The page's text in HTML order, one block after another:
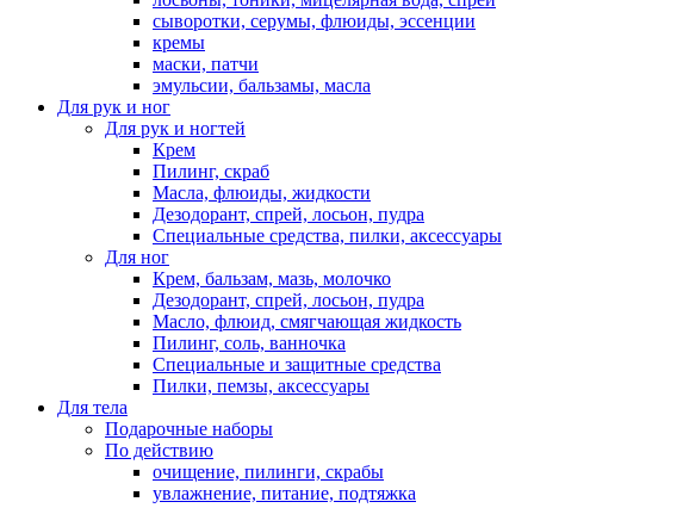
сыворотки, серумы, флюиды, эссенции
кремы
маски, патчи
эмульсии, бальзамы, масла
Для рук и ног
Для рук и ногтей
Крем
Пилинг, скраб
Масла, флюиды, жидкости
Дезодорант, спрей, лосьон, пудра
Специальные средства, пилки, аксессуары
Для ног
Крем, бальзам, мазь, молочко
Дезодорант, спрей, лосьон, пудра
Масло, флюид, смягчающая жидкость
Пилинг, соль, ванночка
Специальные и защитные средства
Пилки, пемзы, аксессуары
Для тела
Подарочные наборы
По действию
очищение, пилинги, скрабы
увлажнение, питание, подтяжка